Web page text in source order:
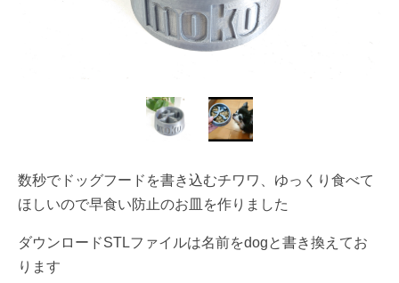
数秒でドッグフードを書き込むチワワ、ゆっくり食べて
ほしいので早食い防止のお皿を作りました
ダウンロードSTLファイルは名前をdogと書き換えてお
ります